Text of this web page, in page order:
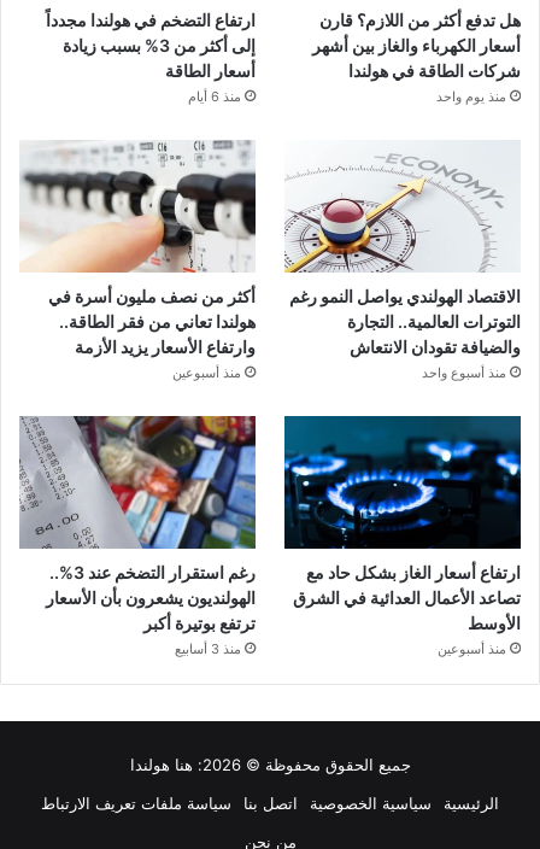
هل تدفع أكثر من اللازم؟ قارن
أسعار الكهرباء والغاز بين أشهر
شركات الطاقة في هولندا
منذ يوم واحد
ارتفاع التضخم في هولندا مجدداً
إلى أكثر من 3% بسبب زيادة
أسعار الطاقة
منذ 6 أيام
الاقتصاد الهولندي يواصل النمو رغم
التوترات العالمية.. التجارة
والضيافة تقودان الانتعاش
منذ أسبوع واحد
أكثر من نصف مليون أسرة في
هولندا تعاني من فقر الطاقة..
وارتفاع الأسعار يزيد الأزمة
منذ أسبوعين
ارتفاع أسعار الغاز بشكل حاد مع
تصاعد الأعمال العدائية في الشرق
الأوسط
منذ أسبوعين
رغم استقرار التضخم عند 3%..
الهولنديون يشعرون بأن الأسعار
ترتفع بوتيرة أكبر
منذ 3 أسابيع
جميع الحقوق محفوظة © 2026:
هنا هولندا
الرئيسية
سياسية الخصوصية اتصل بنا
سياسة ملفات تعريف الارتباط
من نحن